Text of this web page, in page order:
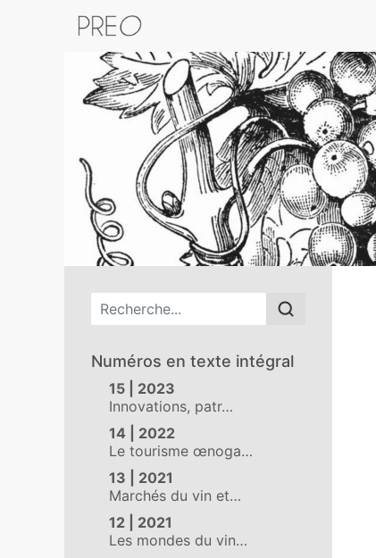
Menu principal
Numéros en texte intégral
15 | 2023
Innovations, patr…
14 | 2022
Le tourisme œnoga…
13 | 2021
Marchés du vin et…
12 | 2021
Les mondes du vin…